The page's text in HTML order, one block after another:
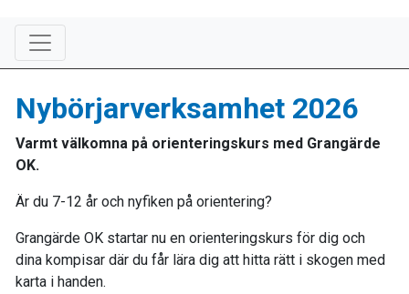
Nybörjarverksamhet 2026
Varmt välkomna på orienteringskurs med Grangärde
OK.
Är du 7-12 år och nyfiken på orientering?
Grangärde OK startar nu en orienteringskurs för dig och
dina kompisar där du får lära dig att hitta rätt i skogen med
karta i handen.